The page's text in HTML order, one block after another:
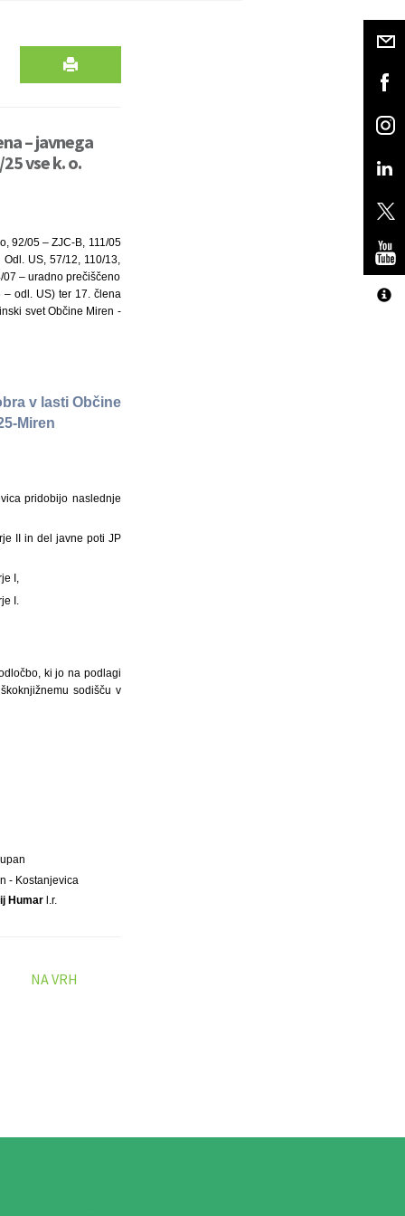
– javnega
vse k. o.
92/05 – ZJC-B, 111/05
US, 57/12, 110/13,
07 – uradno prečiščeno
– odl. US) ter 17. člena
svet Občine Miren -
v lasti Občine
Miren
pridobijo naslednje
II in del javne poti JP
I,
I.
ki jo na podlagi
sodišču v
- Kostanjevica
Humarl.r.
NA VRH